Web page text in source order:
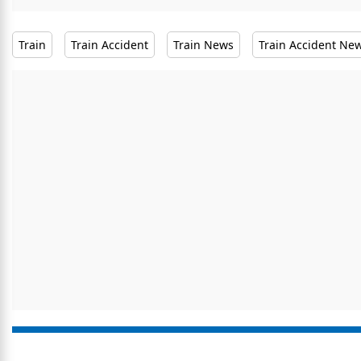
Train Train Accident Train News Train Accident